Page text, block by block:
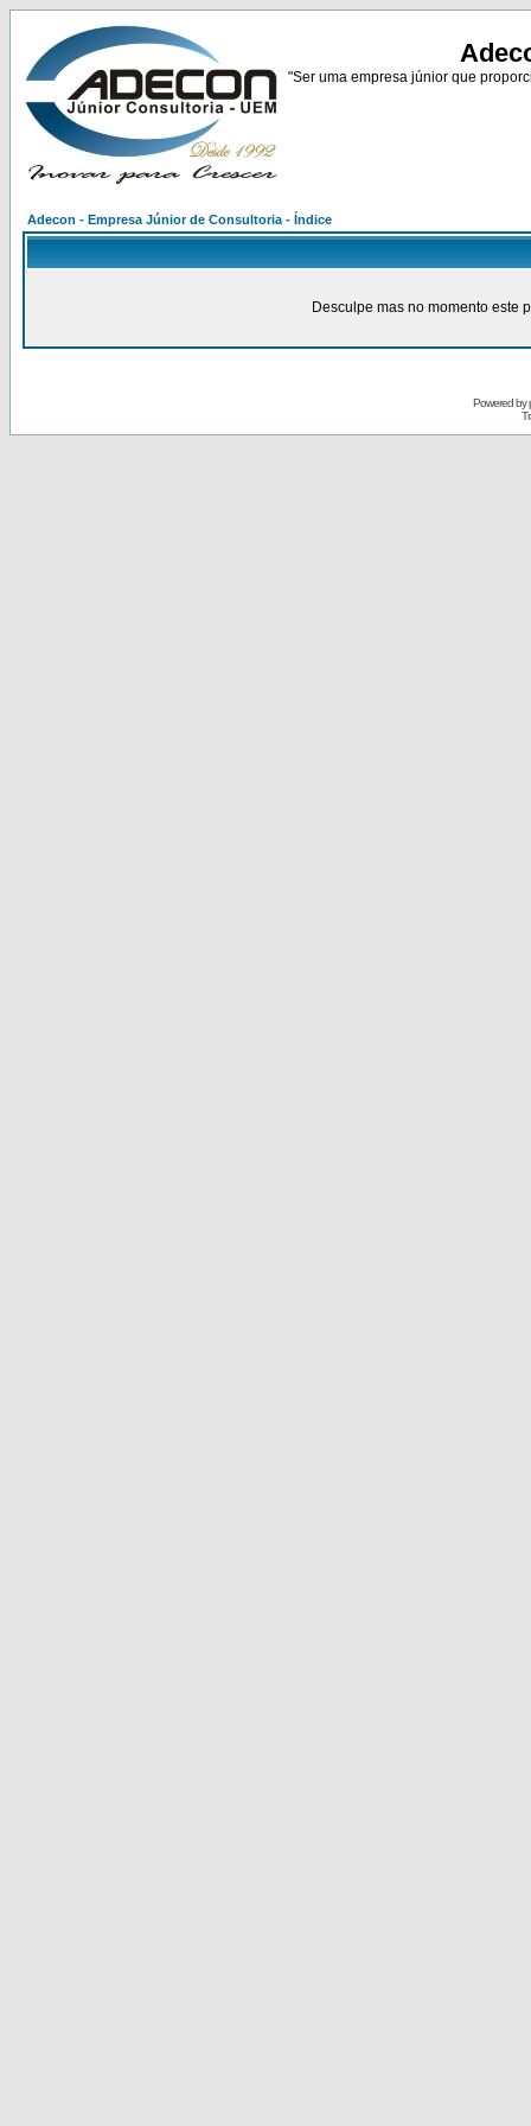
"Ser uma empresa júnior que
Adecon - Empresa Júnior de Consultoria - Índice
Desculpe mas no momento este
Powered by